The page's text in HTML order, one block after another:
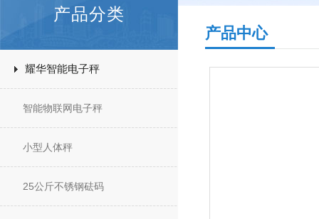
产品分类
耀华智能电子秤
智能物联网电子秤
小型人体秤
25公斤不锈钢砝码
产品中心